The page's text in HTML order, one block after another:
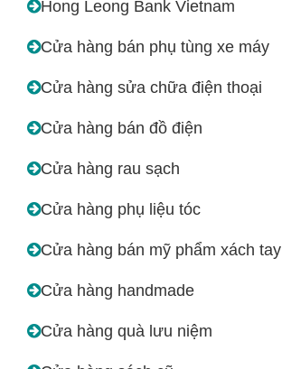
Hong Leong Bank Vietnam
Cửa hàng bán phụ tùng xe máy
Cửa hàng sửa chữa điện thoại
Cửa hàng bán đồ điện
Cửa hàng rau sạch
Cửa hàng phụ liệu tóc
Cửa hàng bán mỹ phẩm xách tay
Cửa hàng handmade
Cửa hàng quà lưu niệm